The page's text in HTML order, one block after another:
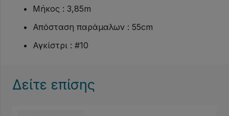
Μήκος : 3,85m
Απόσταση παράμαλων : 55cm
Αγκίστρι : #10
Δείτε επίσης